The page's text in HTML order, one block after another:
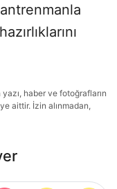
haber ve fotoğrafların
aittir. İzin alınmadan,